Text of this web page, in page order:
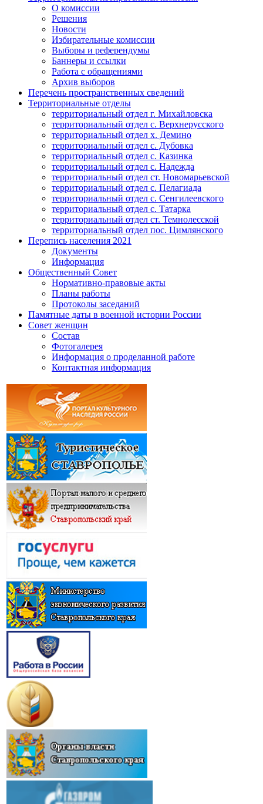
О комиссии
Решения
Новости
Избирательные комиссии
Выборы и референдумы
Баннеры и ссылки
Работа с обращениями
Архив выборов
Перечень пространственных сведений
Территориальные отделы
территориальный отдел г. Михайловска
территориальный отдел с. Верхнерусского
территориальный отдел х. Демино
территориальный отдел с. Дубовка
территориальный отдел с. Казинка
территориальный отдел с. Надежда
территориальный отдел ст. Новомарьевской
территориальный отдел с. Пелагиада
территориальный отдел с. Сенгилеевского
территориальный отдел с. Татарка
территориальный отдел ст. Темнолесской
территориальный отдел пос. Цимлянского
Перепись населения 2021
Документы
Информация
Общественный Совет
Нормативно-правовые акты
Планы работы
Протоколы заседаний
Памятные даты в военной истории России
Совет женщин
Состав
Фотогалерея
Информация о проделанной работе
Контактная информация